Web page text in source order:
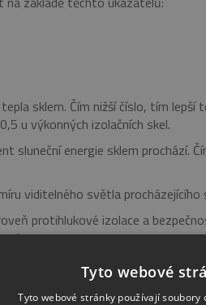
sklem. Čím nižší číslo, tím
0,5 u výkonných izolačních skel.
sluneční energie sklem
viditelného světla
protihlukové izolace a
domova.
izolačních skel, včetně
vědět rady, obraťte se na
Tyto webové
Tyto webové stránky používají